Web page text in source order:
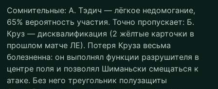
Сомнительные: А. Тэдич — лёгкое недомогание,
65% вероятность участия. Точно пропускает: Б.
Круз — дисквалификация (2 жёлтые карточки в
прошлом матче ЛЕ). Потеря Круза весьма
болезненна: он выполнял функции разрушителя в
центре поля и позволял Шиманьски смещаться к
атаке. Без него треугольник полузащиты